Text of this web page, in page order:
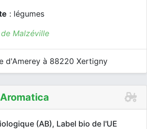
: légumes
Malzéville
d'Amerey à 88220 Xertigny
(AB), Label bio de l'UE